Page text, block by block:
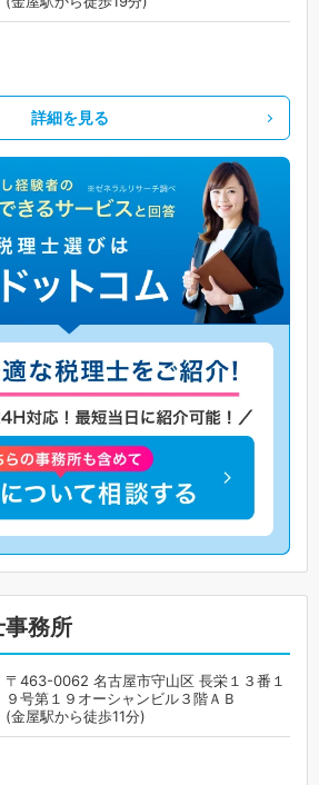
詳細を見る
務所
〒463-0062 名古屋市守山区 長栄１３番１
９号第１９オーシャンビル３階ＡＢ
(金屋駅から徒歩11分)